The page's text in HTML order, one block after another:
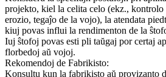
projekto, kiel la celita celo (ekz.,
erozio, tegaĵo de la vojo), la atendata
kiuj povas influi la rendimenton de la
Iuj ŝtofoj povas esti pli taŭgaj por certaj
florbedoj aŭ vojoj.
Rekomendoj de Fabrikisto:
Konsultu kun la fabrikisto aŭ provizanto